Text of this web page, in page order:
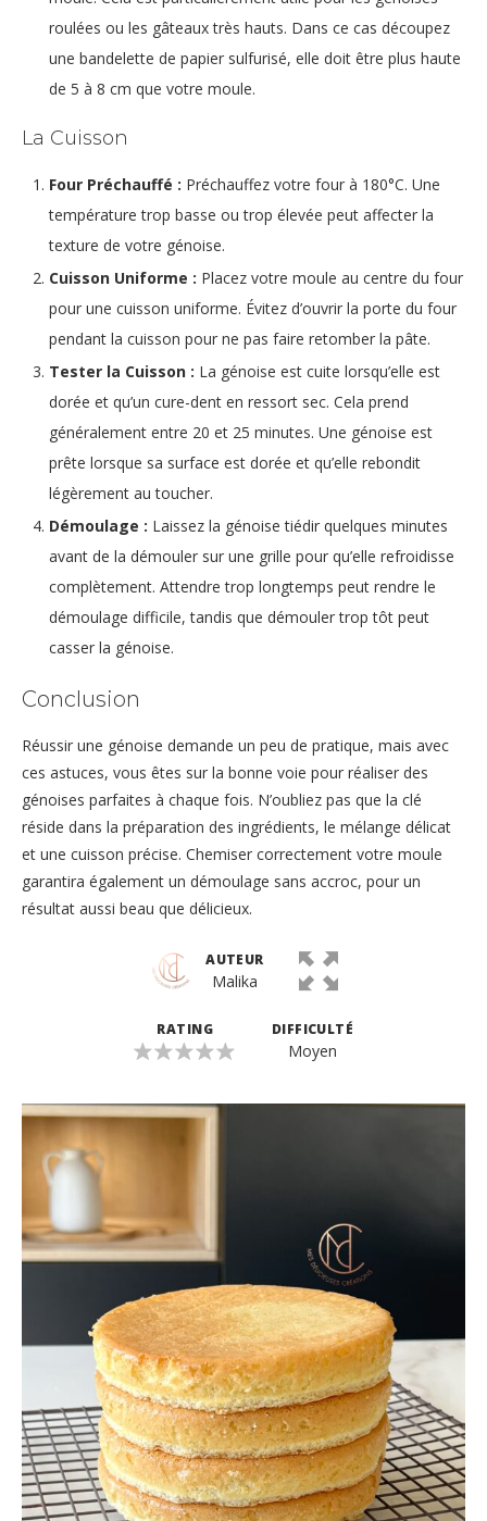
roulées ou les gâteaux très hauts. Dans ce cas découpez
une bandelette de papier sulfurisé, elle doit être plus haute
de 5 à 8 cm que votre moule.
La Cuisson
Four Préchauffé : Préchauffez votre four à 180°C. Une
température trop basse ou trop élevée peut affecter la
texture de votre génoise.
Cuisson Uniforme : Placez votre moule au centre du four
pour une cuisson uniforme. Évitez d’ouvrir la porte du four
pendant la cuisson pour ne pas faire retomber la pâte.
Tester la Cuisson : La génoise est cuite lorsqu’elle est
dorée et qu’un cure-dent en ressort sec. Cela prend
généralement entre 20 et 25 minutes. Une génoise est
prête lorsque sa surface est dorée et qu’elle rebondit
légèrement au toucher.
Démoulage : Laissez la génoise tiédir quelques minutes
avant de la démouler sur une grille pour qu’elle refroidisse
complètement. Attendre trop longtemps peut rendre le
démoulage difficile, tandis que démouler trop tôt peut
casser la génoise.
Conclusion
Réussir une génoise demande un peu de pratique, mais avec
ces astuces, vous êtes sur la bonne voie pour réaliser des
génoises parfaites à chaque fois. N’oubliez pas que la clé
réside dans la préparation des ingrédients, le mélange délicat
et une cuisson précise. Chemiser correctement votre moule
garantira également un démoulage sans accroc, pour un
résultat aussi beau que délicieux.
AUTEUR
Malika
RATING DIFFICULTÉ
Moyen